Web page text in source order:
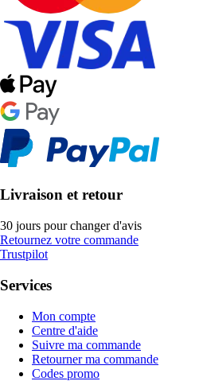
Livraison et retour
30 jours pour changer d'avis
Retournez votre commande
Trustpilot
Services
Mon compte
Centre d'aide
Suivre ma commande
Retourner ma commande
Codes promo